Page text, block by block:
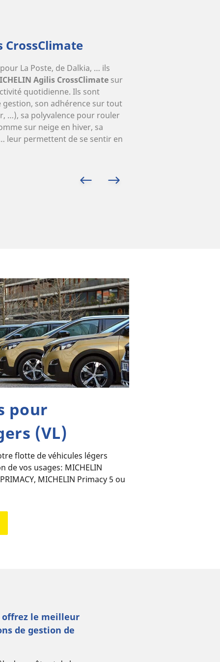
CrossClimate
La Poste, de Dalkia, … ils
Agilis CrossClimatesur
quotidienne. Ils sont
gestion, son adhérence sur tout
…), sa polyvalence pour rouler
sur neige en hiver, sa
leur permettent de se sentir en
pour
(VL)
flotte de véhicules légers
de vos usages: MICHELIN
MICHELIN Primacy 5 ou
la transition